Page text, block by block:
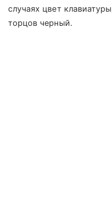
случаях цвет
торцов черный.